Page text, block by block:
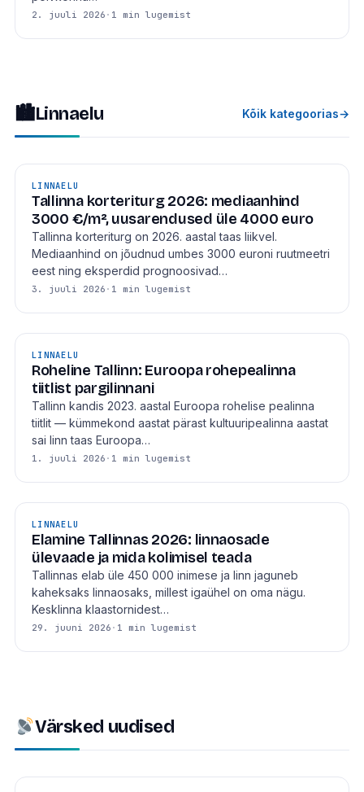
2. juuli 2026 · 1 min lugemist
🏙Linnaelu Kõik kategoorias→
LINNAELU
Tallinna korteriturg 2026: mediaanhind
3000 €/m², uusarendused üle 4000 euro
Tallinna korteriturg on 2026. aastal taas liikvel.
Mediaanhind on jõudnud umbes 3000 euroni ruutmeetri
eest ning eksperdid prognoosivad…
3. juuli 2026 · 1 min lugemist
LINNAELU
Roheline Tallinn: Euroopa rohepealinna
tiitlist pargilinnani
Tallinn kandis 2023. aastal Euroopa rohelise pealinna
tiitlit — kümmekond aastat pärast kultuuripealinna aastat
sai linn taas Euroopa…
1. juuli 2026 · 1 min lugemist
LINNAELU
Elamine Tallinnas 2026: linnaosade
ülevaade ja mida kolimisel teada
Tallinnas elab üle 450 000 inimese ja linn jaguneb
kaheksaks linnaosaks, millest igaühel on oma nägu.
Kesklinna klaastornidest…
29. juuni 2026 · 1 min lugemist
Värsked uudised